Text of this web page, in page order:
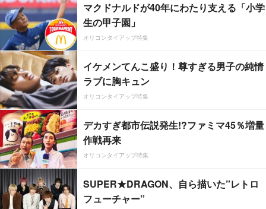
マクドナルドが40年にわたり支える「小学
生の甲子園」
オリコンタイアップ特集
イケメンてんこ盛り！尊すぎる男子の純情
ラブに胸キュン
オリコンタイアップ特集
デカすぎ都市伝説発生!?ファミマ45％増量
作戦再来
オリコンタイアップ特集
SUPER★DRAGON、自ら描いた”レトロ
フューチャー”